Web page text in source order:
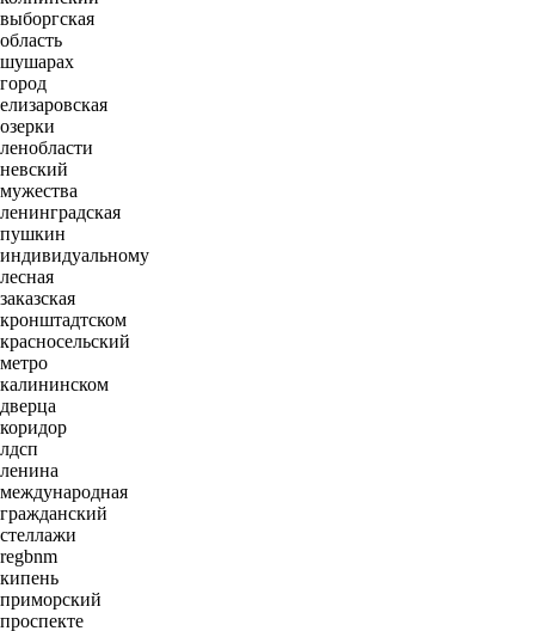
выборгская
область
шушарах
город
елизаровская
озерки
ленобласти
невский
мужества
ленинградская
пушкин
индивидуальному
лесная
заказская
кронштадтском
красносельский
метро
калининском
дверца
коридор
лдсп
ленина
международная
гражданский
стеллажи
regbnm
кипень
приморский
проспекте